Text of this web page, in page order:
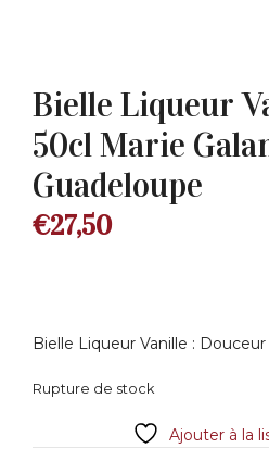
Bielle Liqueur
50cl Marie
Guadeloupe
€27,50
Bielle Liqueur Vanille :
Rupture de stock
Ajouter à la